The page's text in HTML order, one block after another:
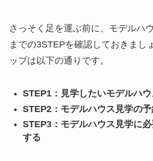
さっそく足を運ぶ前に、モデルハ
までの3STEPを確認しておきまし
ップは以下の通りです。
STEP1：見学したいモデルハ
STEP2：モデルハウス見学の
STEP3：モデルハウス見学に
する